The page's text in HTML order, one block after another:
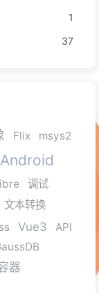
1
37
Flix msys2
Android
调试
文本转换
Vue3
API
器